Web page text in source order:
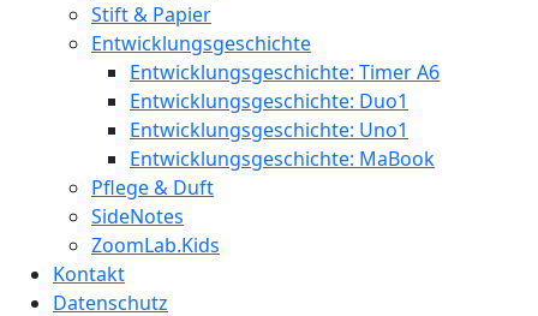
Stift & Papier
Entwicklungsgeschichte
Entwicklungsgeschichte: Timer A6
Entwicklungsgeschichte: Duo1
Entwicklungsgeschichte: Uno1
Entwicklungsgeschichte: MaBook
Pflege & Duft
SideNotes
ZoomLab.Kids
Kontakt
Datenschutz